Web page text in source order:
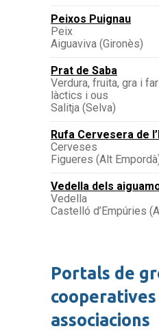
Peixos Puignau
Peix
Aiguaviva (Gironès)
Prat de Saba
Verdura, fruita, gra i
làctics i ous
Salitja (Selva)
Rufa Cervesera de
Cerveses
Figueres (Alt
Vedella dels
Vedella
Castelló d’Empúries
Portals de
cooperatives
associacions